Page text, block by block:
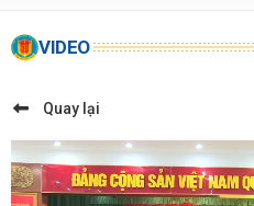
VIDEO
Quay lại